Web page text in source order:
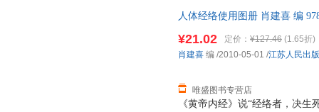
人体经络使用图册 肖建喜 编
《黄帝内经》说“经络者，决
¥21.02 定价： ¥127.46 (1.65折)
唯盛图书专营店
肖建喜 编 /2010-05-01 /江苏人民出